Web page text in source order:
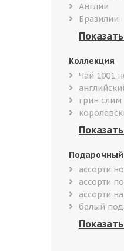
Англии
Бразилии
Коллекция
Чай 1001
грин слим
ассорти
ассорти
ассорти
белый